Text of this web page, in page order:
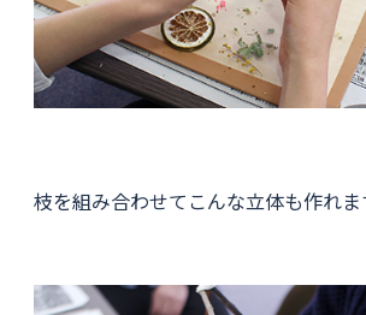
枝を組み合わせてこんな立体も作れま